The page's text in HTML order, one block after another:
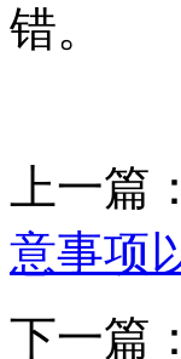
错。
上一篇：
意事项
下一篇：